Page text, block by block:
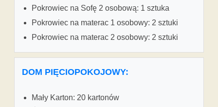
Pokrowiec na Sofę 2 osobową: 1 sztuka
Pokrowiec na materac 1 osobowy: 2 sztuki
Pokrowiec na materac 2 osobowy: 2 sztuki
DOM PIĘCIOPOKOJOWY:
Mały Karton: 20 kartonów